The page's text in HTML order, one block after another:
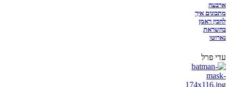
ארבעה
מתכונים איך
להכין ראמן
בהשראת
נארוטו
עדי פרל